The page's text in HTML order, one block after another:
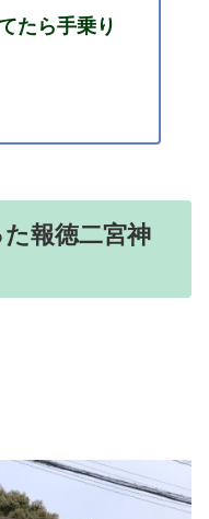
たら手乗り
報徳二宮神